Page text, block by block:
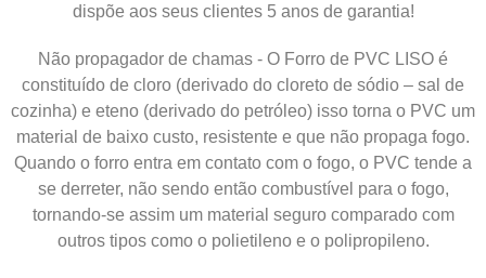
dispõe aos seus clientes 5 anos de garantia!
Não propagador de chamas - O Forro de PVC LISO é
constituído de cloro (derivado do cloreto de sódio – sal de
cozinha) e eteno (derivado do petróleo) isso torna o PVC um
material de baixo custo, resistente e que não propaga fogo.
Quando o forro entra em contato com o fogo, o PVC tende a
se derreter, não sendo então combustível para o fogo,
tornando-se assim um material seguro comparado com
outros tipos como o polietileno e o polipropileno.